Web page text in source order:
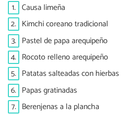
1. Causa limeña
2. Kimchi coreano tradicional
3. Pastel de papa arequipeño
4. Rocoto relleno arequipeño
5. Patatas salteadas con hierbas
6. Papas gratinadas
7. Berenjenas a la plancha